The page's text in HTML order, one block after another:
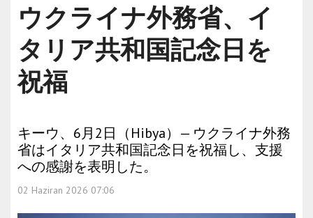
ウクライナ外務省、イ
タリア共和国記念日を
祝福
キーウ、6月2日（Hibya）— ウクライナ外務
省はイタリア共和国記念日を祝福し、支援
への感謝を表明した。
02 Haziran 2026 07:06